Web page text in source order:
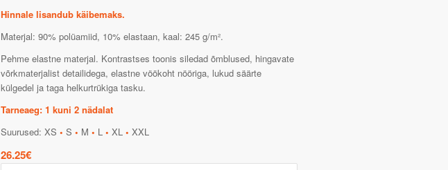
Hinnale lisandub käibemaks.
Materjal: 90% polüamiid, 10% elastaan, kaal: 245 g/m².
Pehme elastne materjal. Kontrastses toonis siledad õmblused, hingavate
võrkmaterjalist detailidega, elastne vöökoht nööriga, lukud säärte
külgedel ja taga helkurtrükiga tasku.
Tarneaeg: 1 kuni 2 nädalat
Suurused: XS• S• M• L• XL• XXL
26.25€